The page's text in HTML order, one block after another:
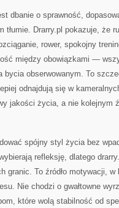
dbanie o sprawność,
tłumie. Drarry.pl pokazuje, że
rower, spokojny
między obowiązkami —
bycia obserwowanym. To
odnajdują się w
jakości życia, a nie kolejnym
spójny styl życia bez
refleksję, dlatego
granic. To źródło motywacji,
Nie chodzi o gwałtowne
które wolą stabilność od